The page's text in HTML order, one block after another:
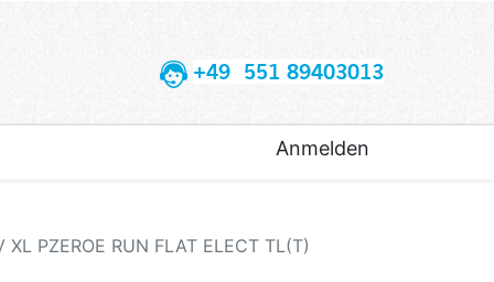
+49 551 89403013
Anmelden
PZEROE RUN FLAT ELECT TL(T)